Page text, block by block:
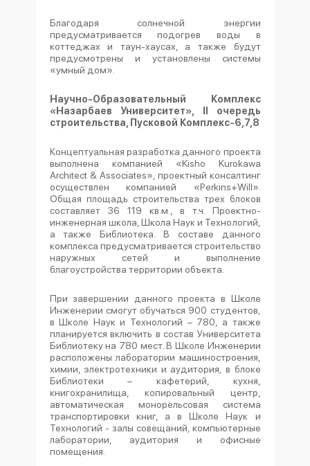
Благодаря солнечной энергии
предусматривается подогрев воды в
коттеджах и таун-хаусах, а также будут
предусмотрены и установлены системы
«умный дом».
Научно-Образовательный Комплекс
«Назарбаев Университет», II очередь
строительства, Пусковой Комплекс-6,7,8
Концептуальная разработка данного проекта
выполнена компанией «Kisho Kurokawa
Architect & Associates», проектный консалтинг
осуществлен компанией «Perkins+Will».
Общая площадь строительства трех блоков
составляет 36 119 кв.м., в т.ч. Проектно-
инженерная школа, Школа Наук и Технологий,
а также Библиотека. В составе данного
комплекса предусматривается строительство
наружных сетей и выполнение
благоустройства территории объекта.
При завершении данного проекта в Школе
Инженерии смогут обучаться 900 студентов,
в Школе Наук и Технологий – 780, а также
планируется включить в состав Университета
Библиотеку на 780 мест. В Школе Инженерии
расположены лаборатории машиностроения,
химии, электротехники и аудитория, в блоке
Библиотеки – кафетерий, кухня,
книгохранилища, копировальный центр,
автоматическая монорельсовая система
транспортировки книг, а в Школе Наук и
Технологий - залы совещаний, компьютерные
лаборатории, аудитория и офисные
помещения.